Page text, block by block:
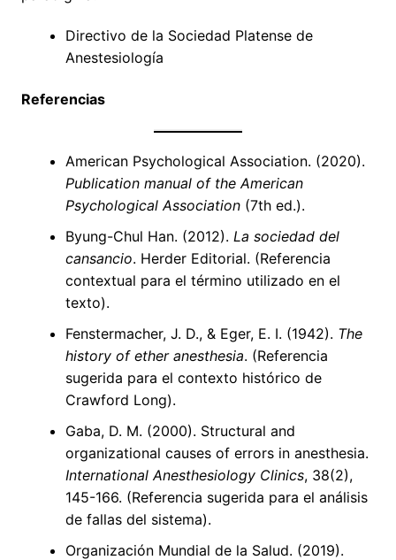
Directivo de la Sociedad Platense de
Anestesiología
Referencias
American Psychological Association. (2020).
Publication manual of the American
Psychological Association(7th ed.).
Byung-Chul Han. (2012). La sociedad del
cansancio. Herder Editorial. (Referencia
contextual para el término utilizado en el
texto).
Fenstermacher, J. D., & Eger, E. I. (1942). The
history of ether anesthesia. (Referencia
sugerida para el contexto histórico de
Crawford Long).
Gaba, D. M. (2000). Structural and
organizational causes of errors in anesthesia.
International Anesthesiology Clinics, 38(2),
145-166. (Referencia sugerida para el análisis
de fallas del sistema).
Organización Mundial de la Salud. (2019).